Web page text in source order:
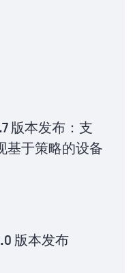
版本发布：支
基于策略的设备
版本发布